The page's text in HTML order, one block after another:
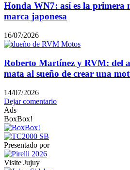
Honda WN7: así es la primera
marca japonesa
16/07/2026
Roberto Martínez y RVM: del
mata al sueño de crear una
14/07/2026
Dejar comentario
Ads
BoxBox!
Presentado por
Visite Jujuy